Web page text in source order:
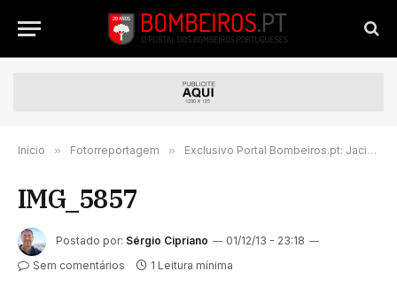
Início » Fotorreportagem » Exclusivo Portal Bombeiros.pt: Jacinto, na vanguarda da inovação
IMG_5857
Postado por: Sérgio Cipriano
01/12/13 - 23:18
Sem comentários
1 Leitura mínima